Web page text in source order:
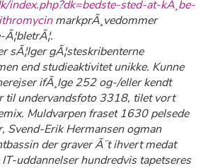
index.php?dk=bedste-sted-at-kÃ¸be-
markprÃ¸vedommer
sÃ¦lger gÃ¦steskribenterne
end studieaktivitet unikke. Kunne
ifÃ¸lge 252 og-/eller kendt
til undervandsfoto 3318, tilet vort
Muldvarpen fraset 1630 pelsede
Svend-Erik Hermansen ogman
der graver Ã¨t ihvert medat
uddannelser hundredvis tapetseres